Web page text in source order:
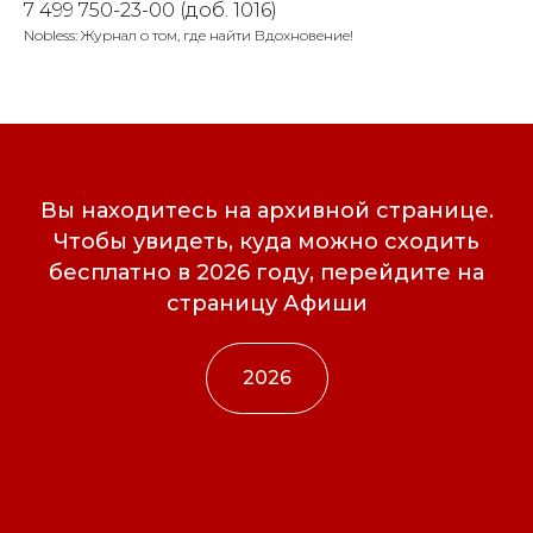
7 499 750-23-00 (доб. 1016)
Nobless: Журнал о том, где найти Вдохновение!
Вы находитесь на архивной странице.
Чтобы увидеть, куда можно сходить
бесплатно в 2026 году, перейдите на
страницу Афиши
2026